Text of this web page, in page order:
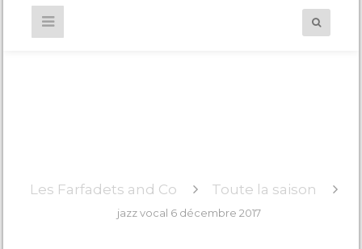
Les Farfadets and Co Toute la saison
jazz vocal 6 décembre 2017